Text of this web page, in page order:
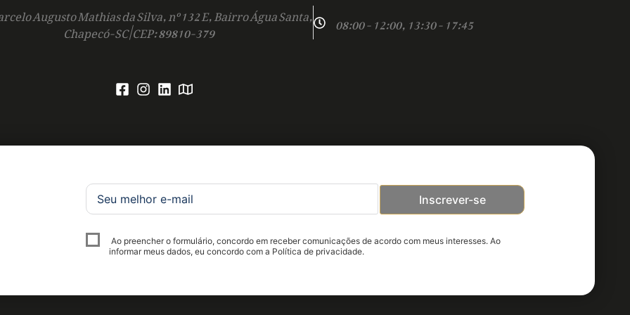
Augusto Mathias da Silva, nº 132 E, Bairro Água Santa,
Chapecó-SC | CEP: 89810-379 08:00 - 12:00, 13:30 - 17:45
Inscrever-se
Ao preencher o formulário, concordo em receber comunicações de acordo com meus interesses. Ao
informar meus dados, eu concordo com a Política de privacidade.